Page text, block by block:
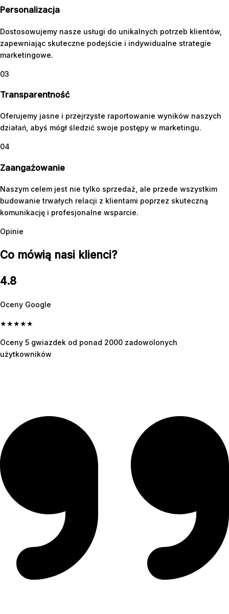
Personalizacja
Dostosowujemy nasze usługi do unikalnych potrzeb klientów,
zapewniając skuteczne podejście i indywidualne strategie
marketingowe.
03
Transparentność
Oferujemy jasne i przejrzyste raportowanie wyników naszych
działań, abyś mógł śledzić swoje postępy w marketingu.
04
Zaangażowanie
Naszym celem jest nie tylko sprzedaż, ale przede wszystkim
budowanie trwałych relacji z klientami poprzez skuteczną
komunikację i profesjonalne wsparcie.
Opinie
Co mówią nasi klienci?
4.8
Oceny Google
★★★★★
Oceny 5 gwiazdek od ponad 2000 zadowolonych
użytkowników